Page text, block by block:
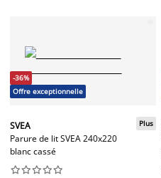
-36%
Offre exceptionnelle
SVEA
Parure de lit SVEA 240x220
blanc cassé
Plus





